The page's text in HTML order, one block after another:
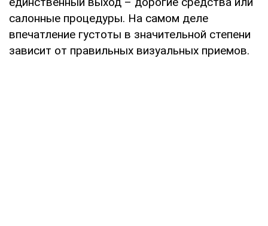
салонные процедуры. На самом деле
впечатление густоты в значительной степени
зависит от правильных визуальных приемов.